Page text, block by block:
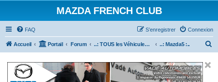
MAZDA FRENCH CLUB
FAQ Connexion
S’enregistrer
Accueil Portail Forum ..: TOUS les Véhicules MAZDA :.. ..: Mazda5 :..